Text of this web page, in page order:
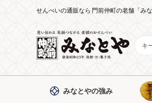
せんべいの通販なら 門前仲町の老舗「みな
みなとやの強み